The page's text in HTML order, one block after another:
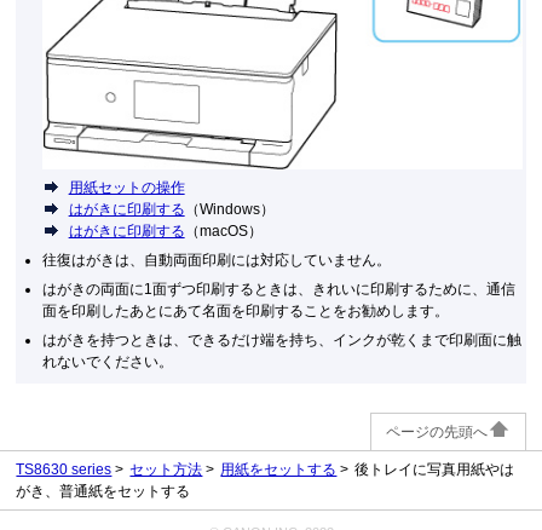
用紙セットの操作
はがきに印刷する （Windows）
はがきに印刷する （macOS）
往復はがきは、自動両面印刷には対応していません。
はがきの両面に1面ずつ印刷するときは、きれいに印刷するために、通信
面を印刷したあとにあて名面を印刷することをお勧めします。
はがきを持つときは、できるだけ端を持ち、インクが乾くまで印刷面に触
れないでください。
ページの先頭へ
TS8630 series セット方法 用紙をセットする
後トレイに写真用紙やは
がき、普通紙をセットする